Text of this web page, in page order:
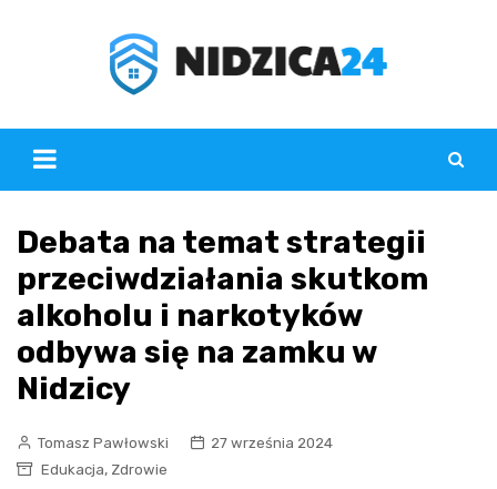
Debata na temat strategii
przeciwdziałania skutkom
alkoholu i narkotyków
odbywa się na zamku w
Nidzicy
Tomasz Pawłowski
27 września 2024
Edukacja, Zdrowie